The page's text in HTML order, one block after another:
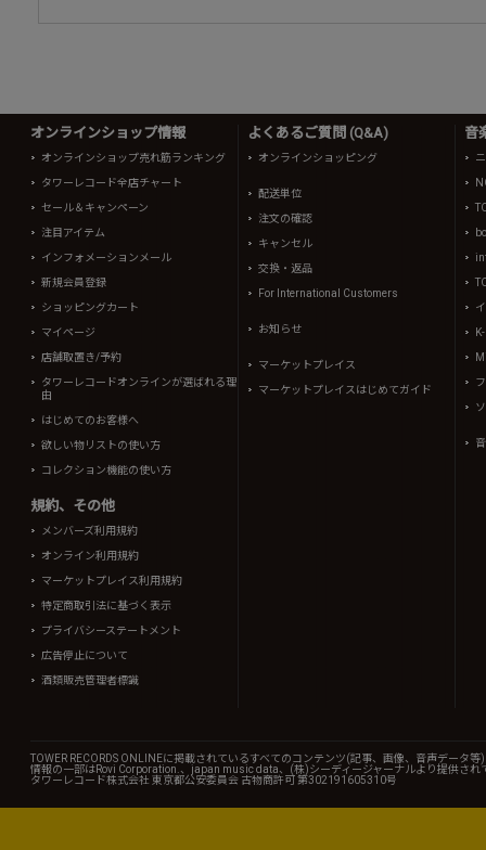
オンラインショップ情報
オンラインショップ売れ筋ランキング
タワーレコード全店チャート
セール＆キャンペーン
注目アイテム
インフォメーションメール
新規会員登録
ショッピングカート
マイページ
店舗取置き/予約
タワーレコードオンラインが選ばれる理
由
はじめてのお客様へ
欲しい物リストの使い方
コレクション機能の使い方
規約、その他
メンバーズ利用規約
オンライン利用規約
マーケットプレイス利用規約
特定商取引法に基づく表示
プライバシーステートメント
広告停止について
酒類販売管理者標識
よくあるご質問 (Q&A)
オンラインショッピング
配送単位
注文の確認
キャンセル
交換・返品
For International Customers
お知らせ
マーケットプレイス
マーケットプレイスはじめてガイド
音
TOWER RECORDS ONLINEに掲載されているすべてのコンテンツ(記事、画像、音声データ
情報の一部はRovi Corporation.、japan music data、(株)シーディージャーナルより提供され
タワーレコード株式会社 東京都公安委員会 古物商許可 第302191605310号